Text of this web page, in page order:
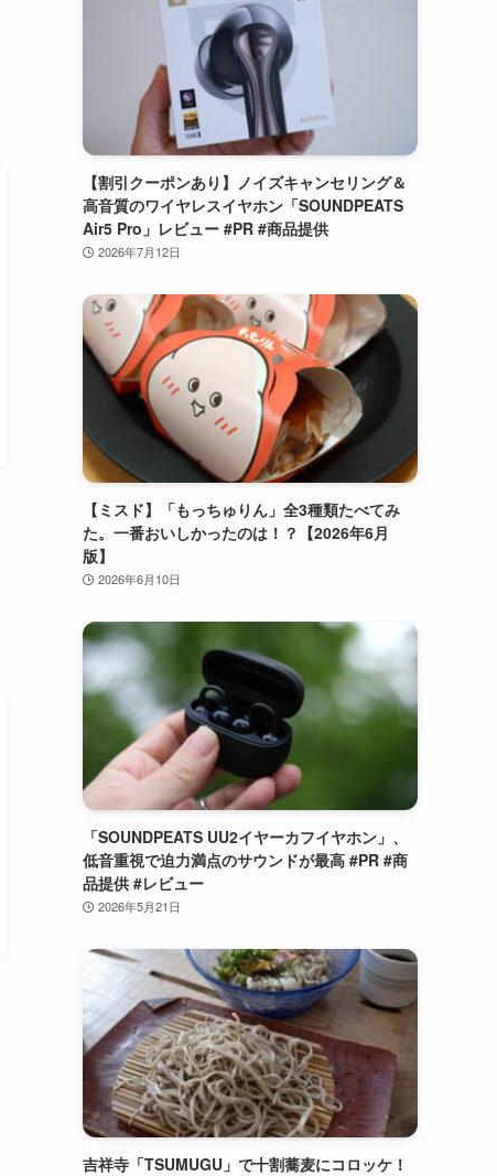
【割引クーポンあり】ノイズキャンセリング＆
高音質のワイヤレスイヤホン「SOUNDPEATS
Air5 Pro」レビュー #PR #商品提供
2026年7月12日
【ミスド】「もっちゅりん」全3種類たべてみ
た。一番おいしかったのは！？【2026年6月
版】
2026年6月10日
「SOUNDPEATS UU2イヤーカフイヤホン」、
低音重視で迫力満点のサウンドが最高 #PR #商
品提供 #レビュー
2026年5月21日
吉祥寺「TSUMUGU」で十割蕎麦にコロッケ！